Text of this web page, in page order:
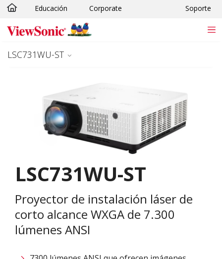
Skip to main content
Educación Corporate Soporte
LSC731WU-ST
LSC731WU-ST
Proyector de instalación láser de
corto alcance WXGA de 7.300
lúmenes ANSI